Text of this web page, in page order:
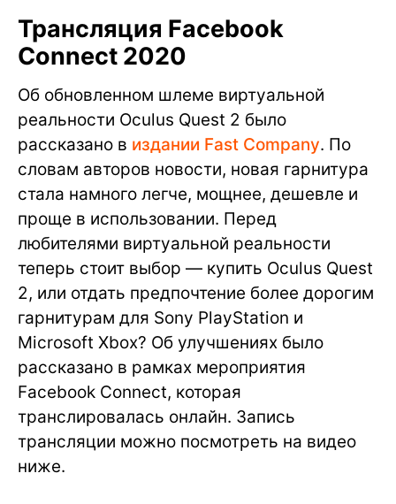
Трансляция Facebook
Connect 2020
Об обновленном шлеме виртуальной
реальности Oculus Quest 2 было
рассказано в издании Fast Company. По
словам авторов новости, новая гарнитура
стала намного легче, мощнее, дешевле и
проще в использовании. Перед
любителями виртуальной реальности
теперь стоит выбор — купить Oculus Quest
2, или отдать предпочтение более дорогим
гарнитурам для Sony PlayStation и
Microsoft Xbox? Об улучшениях было
рассказано в рамках мероприятия
Facebook Connect, которая
транслировалась онлайн. Запись
трансляции можно посмотреть на видео
ниже.